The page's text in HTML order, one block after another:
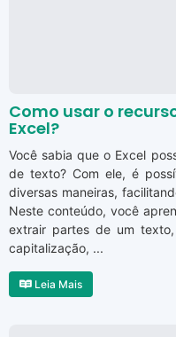
Como usar o
Excel?
Você sabia que o Excel
de texto? Com ele, é
diversas maneiras,
Neste conteúdo, você
extrair partes de um
capitalização, ...
Leia Mais